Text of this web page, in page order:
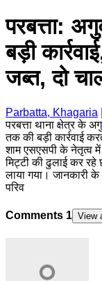
परबत्ता:
बड़ी
जब्त, दो
Parbatta, Khagaria
परबत्ता थाना क्षेत्र के
तक की बड़ी कार्रवाई
शाम एसएसपी के नेतृत्व
मिट्टी की ढुलाई कर
लाया गया। जानकारी
परिव
Comments 1 View